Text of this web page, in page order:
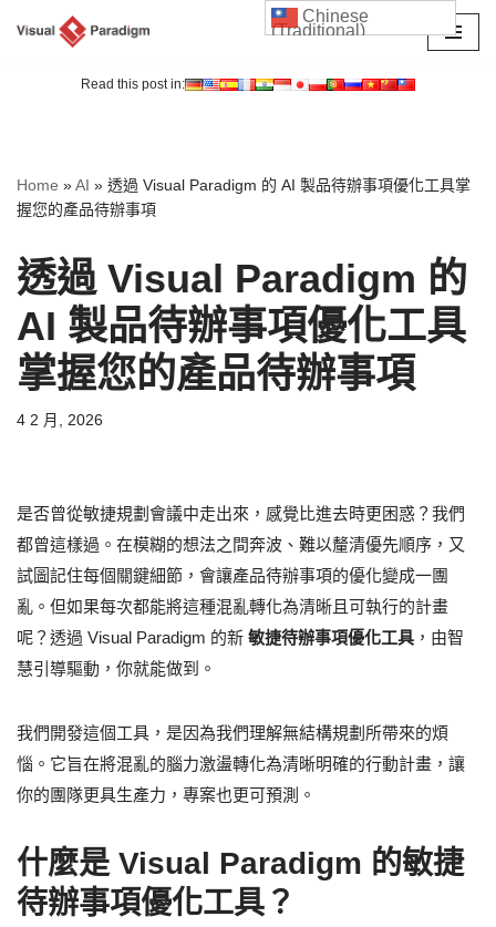
Read this post in:
Home »AI » 透過 Visual Paradigm 的 AI 製品待辦事項優化工具掌
握您的產品待辦事項
透過 Visual Paradigm 的
AI 製品待辦事項優化工具
掌握您的產品待辦事項
4 2 月, 2026
是否曾從敏捷規劃會議中走出來，感覺比進去時更困惑？我們
都曾這樣過。在模糊的想法之間奔波、難以釐清優先順序，又
試圖記住每個關鍵細節，會讓產品待辦事項的優化變成一團
亂。但如果每次都能將這種混亂轉化為清晰且可執行的計畫
呢？透過 Visual Paradigm 的新 敏捷待辦事項優化工具 ，由智
慧引導驅動，你就能做到。
我們開發這個工具，是因為我們理解無結構規劃所帶來的煩
惱。它旨在將混亂的腦力激盪轉化為清晰明確的行動計畫，讓
你的團隊更具生產力，專案也更可預測。
什麼是 Visual Paradigm 的敏捷
待辦事項優化工具？
Chinese
(Traditional)